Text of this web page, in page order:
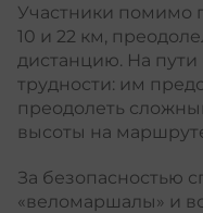
Участники помимо
10 и 22 км,
дистанцию. На
трудности: им
преодолеть
высоты на
За безопасностью
«веломаршалы» и